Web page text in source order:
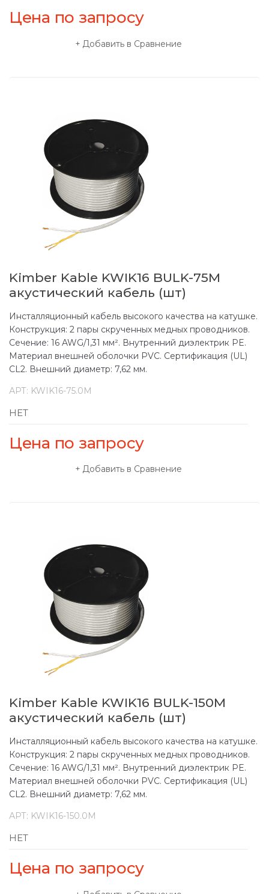
Цена по запросу
Добавить в Сравнение
Kimber Kable KWIK16 BULK-75M
акустический кабель (шт)
Инсталляционный кабель высокого качества на катушке.
Конструкция: 2 пары скрученных медных проводников.
Сечение: 16 AWG/1,31 мм². Внутренний диэлектрик PE.
Материал внешней оболочки PVC. Сертификация (UL)
CL2. Внешний диаметр: 7,62 мм.
АРТ: KWIK16-75.0M
НЕТ
Цена по запросу
Добавить в Сравнение
Kimber Kable KWIK16 BULK-150M
акустический кабель (шт)
Инсталляционный кабель высокого качества на катушке.
Конструкция: 2 пары скрученных медных проводников.
Сечение: 16 AWG/1,31 мм². Внутренний диэлектрик PE.
Материал внешней оболочки PVC. Сертификация (UL)
CL2. Внешний диаметр: 7,62 мм.
АРТ: KWIK16-150.0M
НЕТ
Цена по запросу